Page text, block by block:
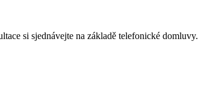
si sjednávejte na základě telefonické domluvy.